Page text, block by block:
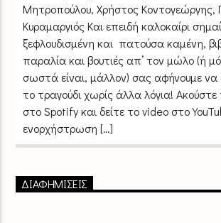
Μητροπούλου, Χρήστος Κοντογεώργης,
Κυραμαργιός Και επειδή καλοκαίρι
ξεφλουδισμένη και πατούσα καμένη,
παραλία και βουτιές απ’ τον μώλο (ή
σωστά είναι, μάλλον) σας αφήνουμε
το τραγούδι χωρίς άλλα λόγια! Ακούστε
στο Spotify και δείτε το video στο
ενορχήστρωση […]
ΔΙΑΦΗΜΙΣΕΙΣ